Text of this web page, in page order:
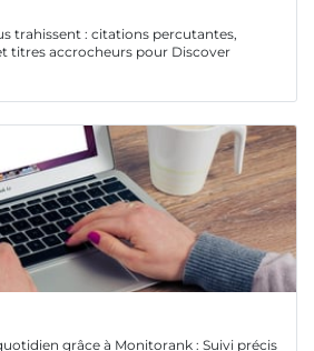
trahissent : citations percutantes,
titres accrocheurs pour Discover
grâce à Monitorank : Suivi précis